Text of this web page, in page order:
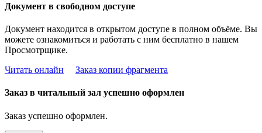
Документ в свободном доступе
Документ находится в открытом доступе в полном объёме. Вы
можете ознакомиться и работать с ним бесплатно в нашем
Просмотрщике.
Читать онлайн
Заказ копии фрагмента
Заказ в читальный зал успешно оформлен
Заказ успешно оформлен.